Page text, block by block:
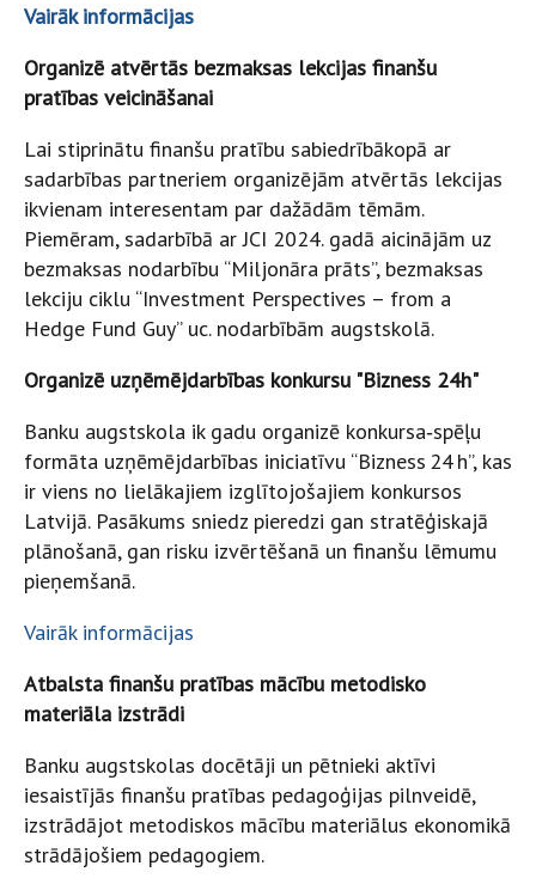
Vairāk informācijas
Organizē atvērtās bezmaksas lekcijas finanšu
pratības veicināšanai
Lai stiprinātu finanšu pratību sabiedrībākopā ar
sadarbības partneriem organizējām atvērtās lekcijas
ikvienam interesentam par dažādām tēmām.
Piemēram, sadarbībā ar JCI 2024. gadā aicinājām uz
bezmaksas nodarbību “Miljonāra prāts”, bezmaksas
lekciju ciklu “Investment Perspectives – from a
Hedge Fund Guy” uc. nodarbībām augstskolā.
Organizē uzņēmējdarbības konkursu "Bizness 24h"
Banku augstskola ik gadu organizē konkursa‑spēļu
formāta uzņēmējdarbības iniciatīvu “Bizness 24 h”, kas
ir viens no lielākajiem izglītojošajiem konkursos
Latvijā. Pasākums sniedz pieredzi gan stratēģiskajā
plānošanā, gan risku izvērtēšanā un finanšu lēmumu
pieņemšanā.
Vairāk informācijas
Atbalsta finanšu pratības mācību metodisko
materiāla izstrādi
Banku augstskolas docētāji un pētnieki aktīvi
iesaistījās finanšu pratības pedagoģijas pilnveidē,
izstrādājot metodiskos mācību materiālus ekonomikā
strādājošiem pedagogiem.